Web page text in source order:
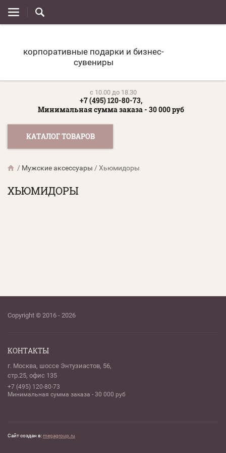
корпоративные подарки и бизнес-
сувениры
c 10.00 до 18.30
+7 (495) 120-80-73,
Минимальная сумма заказа - 30 000 руб
КАТАЛОГ ТОВАРОВ
/ Мужские аксессуары /Хьюмидоры
ХЬЮМИДОРЫ
Copyright © 2016 - 2026
КОНТАКТЫ
г. Москва, шоссе Энтузиастов, 56,
стр.25, офис 135
+7 (495) 120-80-73
Минимальная сумма заказа - 30 000 руб
Сайт создан в:megagroup.ru